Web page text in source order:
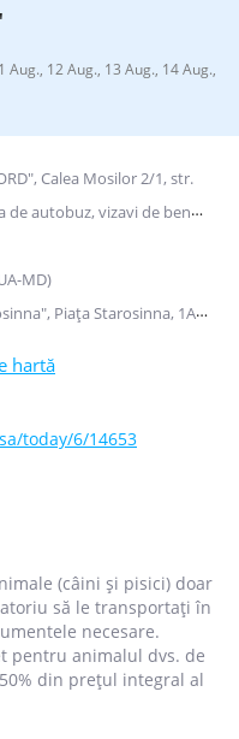
12 Aug., 13 Aug., 14 Aug.,
Calea Mosilor 2/1, str.
autobuz, vizavi de benzinăria "Lukoil"
MD)
Piața Starosinna, 1A-2
hartă
today/6/14653
(câini și pisici) doar
să le transportați în
necesare.
pentru animalul dvs. de
din prețul integral al